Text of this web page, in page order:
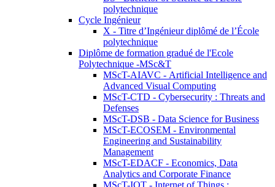
polytechnique
Cycle Ingénieur
X - Titre d’Ingénieur diplômé de l’École
polytechnique
Diplôme de formation gradué de l'Ecole
Polytechnique -MSc&T
MScT-AIAVC - Artificial Intelligence and
Advanced Visual Computing
MScT-CTD - Cybersecurity : Threats and
Defenses
MScT-DSB - Data Science for Business
MScT-ECOSEM - Environmental
Engineering and Sustainability
Management
MScT-EDACF - Economics, Data
Analytics and Corporate Finance
MScT-IOT - Internet of Things :